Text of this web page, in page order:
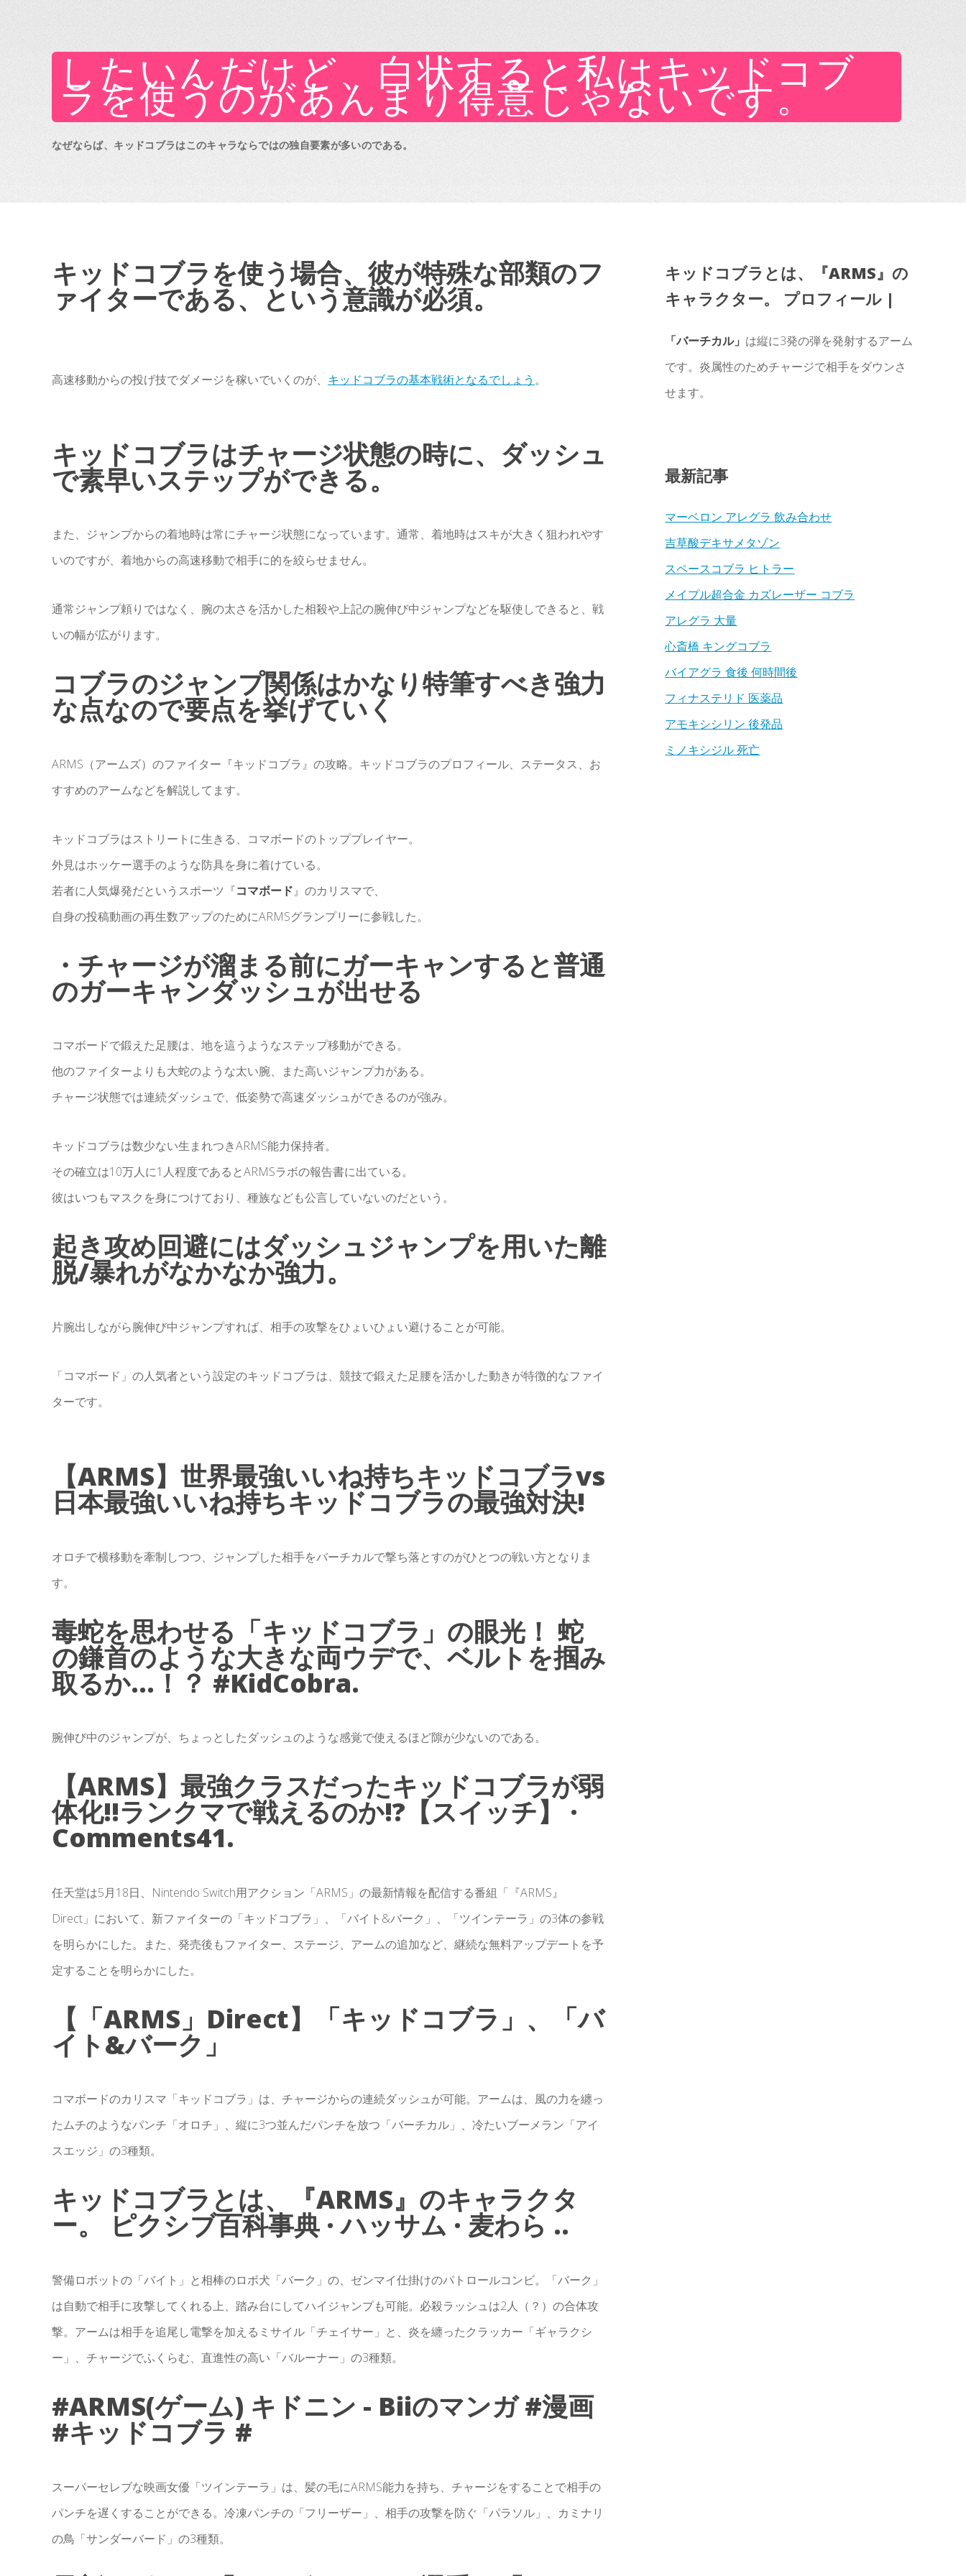
したいんだけど、白状すると私はキッドコブ
ラを使うのがあんまり得意じゃないです。
なぜならば、キッドコブラはこのキャラならではの独自要素が多いのである。
キッドコブラを使う場合、彼が特殊な部類のフ
ァイターである、という意識が必須。
高速移動からの投げ技でダメージを稼いでいくのが、 キッドコブラの基本戦術となるでしょう 。
キッドコブラはチャージ状態の時に、ダッシュ
で素早いステップができる。
また、ジャンプからの着地時は常にチャージ状態になっています。通常、着地時はスキが大きく狙われやす
いのですが、着地からの高速移動で相手に的を絞らせません。
通常ジャンプ頼りではなく、腕の太さを活かした相殺や上記の腕伸び中ジャンプなどを駆使しできると、戦
いの幅が広がります。
コブラのジャンプ関係はかなり特筆すべき強力
な点なので要点を挙げていく
ARMS（アームズ）のファイター『キッドコブラ』の攻略。キッドコブラのプロフィール、ステータス、お
すすめのアームなどを解説してます。
キッドコブラはストリートに生きる、コマボードのトッププレイヤー。
外見はホッケー選手のような防具を身に着けている。
若者に人気爆発だというスポーツ『コマボード』のカリスマで、
自身の投稿動画の再生数アップのためにARMSグランプリーに参戦した。
・チャージが溜まる前にガーキャンすると普通
のガーキャンダッシュが出せる
コマボードで鍛えた足腰は、地を這うようなステップ移動ができる。
他のファイターよりも大蛇のような太い腕、また高いジャンプ力がある。
チャージ状態では連続ダッシュで、低姿勢で高速ダッシュができるのが強み。
キッドコブラは数少ない生まれつきARMS能力保持者。
その確立は10万人に1人程度であるとARMSラボの報告書に出ている。
彼はいつもマスクを身につけており、種族なども公言していないのだという。
起き攻め回避にはダッシュジャンプを用いた離
脱/暴れがなかなか強力。
片腕出しながら腕伸び中ジャンプすれば、相手の攻撃をひょいひょい避けることが可能。
「コマボード」の人気者という設定のキッドコブラは、競技で鍛えた足腰を活かした動きが特徴的なファイ
ターです。
【ARMS】世界最強いいね持ちキッドコブラvs
日本最強いいね持ちキッドコブラの最強対決!
オロチで横移動を牽制しつつ、ジャンプした相手をバーチカルで撃ち落とすのがひとつの戦い方となりま
す。
毒蛇を思わせる「キッドコブラ」の眼光！ 蛇
の鎌首のような大きな両ウデで、ベルトを掴み
取るか…！？ #KidCobra.
腕伸び中のジャンプが、ちょっとしたダッシュのような感覚で使えるほど隙が少ないのである。
【ARMS】最強クラスだったキッドコブラが弱
体化!!ランクマで戦えるのか!?【スイッチ】 ·
Comments41.
任天堂は5月18日、Nintendo Switch用アクション「ARMS」の最新情報を配信する番組「『ARMS』
Direct」において、新ファイターの「キッドコブラ」、「バイト&バーク」、「ツインテーラ」の3体の参戦
を明らかにした。また、発売後もファイター、ステージ、アームの追加など、継続な無料アップデートを予
定することを明らかにした。
【「ARMS」Direct】「キッドコブラ」、「バ
イト&バーク」
コマボードのカリスマ「キッドコブラ」は、チャージからの連続ダッシュが可能。アームは、風の力を纏っ
たムチのようなパンチ「オロチ」、縦に3つ並んだパンチを放つ「バーチカル」、冷たいブーメラン「アイ
スエッジ」の3種類。
キッドコブラとは、『ARMS』のキャラクタ
ー。 ピクシブ百科事典 · ハッサム · 麦わら ..
警備ロボットの「バイト」と相棒のロボ犬「バーク」の、ゼンマイ仕掛けのパトロールコンビ。「バーク」
は自動で相手に攻撃してくれる上、踏み台にしてハイジャンプも可能。必殺ラッシュは2人（？）の合体攻
撃。アームは相手を追尾し電撃を加えるミサイル「チェイサー」と、炎を纏ったクラッカー「ギャラクシ
ー」、チャージでふくらむ、直進性の高い「バルーナー」の3種類。
#ARMS(ゲーム) キドニン - Biiのマンガ #漫画
#キッドコブラ #
スーパーセレブな映画女優「ツインテーラ」は、髪の毛にARMS能力を持ち、チャージをすることで相手の
パンチを遅くすることができる。冷凍パンチの「フリーザー」、相手の攻撃を防ぐ「パラソル」、カミナリ
の鳥「サンダーバード」の3種類。
キッドコブラとは、『ARMS』の
キャラクター。 プロフィール |
「バーチカル」 は縦に3発の弾を発射するアーム
です。炎属性のためチャージで相手をダウンさ
せます。
最新記事
マーベロン アレグラ 飲み合わせ
吉草酸デキサメタゾン
スペースコブラ ヒトラー
メイプル超合金 カズレーザー コブラ
アレグラ 大量
心斎橋 キングコブラ
バイアグラ 食後 何時間後
フィナステリド 医薬品
アモキシシリン 後発品
ミノキシジル 死亡